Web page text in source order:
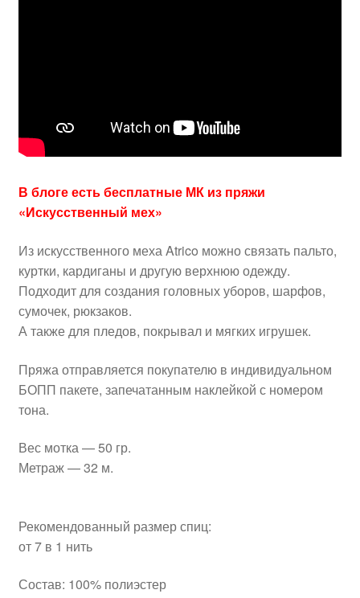
В блоге есть бесплатные МК из пряжи
«Искусственный мех»
Из искусственного меха Atrico можно связать пальто,
куртки, кардиганы и другую верхнюю одежду.
Подходит для создания головных уборов, шарфов,
сумочек, рюкзаков.
А также для пледов, покрывал и мягких игрушек.
Пряжа отправляется покупателю в индивидуальном
БОПП пакете, запечатанным наклейкой с номером
тона.
Вес мотка — 50 гр.
Метраж — 32 м.
Рекомендованный размер спиц:
от 7 в 1 нить
Состав: 100% полиэстер